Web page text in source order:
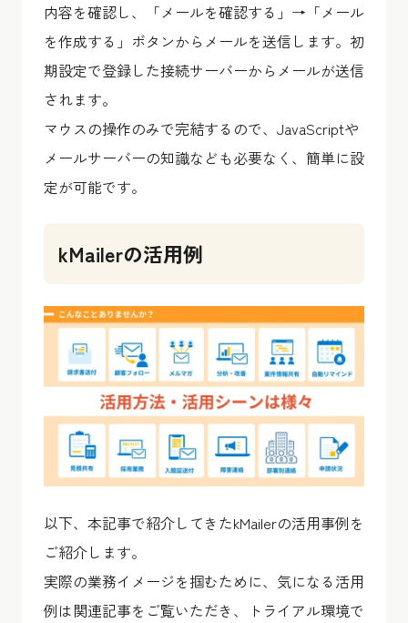
内容を確認し、「メールを確認する」→「メール
を作成する」ボタンからメールを送信します。初
期設定で登録した接続サーバーからメールが送信
されます。
マウスの操作のみで完結するので、JavaScriptや
メールサーバーの知識なども必要なく、簡単に設
定が可能です。
kMailerの活用例
以下、本記事で紹介してきたkMailerの活用事例を
ご紹介します。
実際の業務イメージを掴むために、気になる活用
例は関連記事をご覧いただき、トライアル環境で